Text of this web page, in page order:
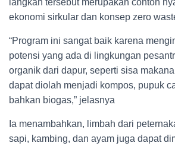
langkah tersebut merupakan contoh
ekonomi sirkular dan konsep zero
“Program ini sangat baik karena
potensi yang ada di lingkungan
organik dari dapur, seperti sisa
dapat diolah menjadi kompos, pupuk
bahkan biogas,” jelasnya
Ia menambahkan, limbah dari
sapi, kambing, dan ayam juga dapat